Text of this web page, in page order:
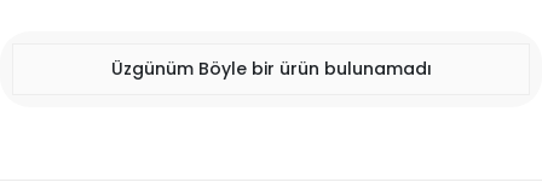
Üzgünüm Böyle bir ürün bulunamadı